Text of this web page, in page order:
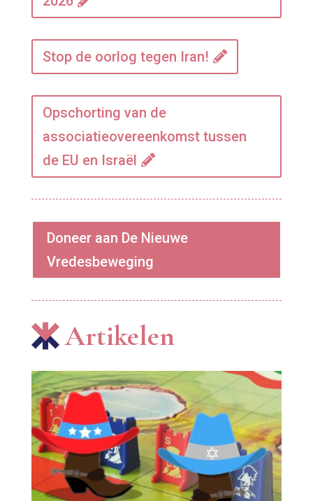
Stop de oorlog tegen Iran!
Opschorting van de
associatieovereenkomst tussen
de EU en Israël
Doneer aan De Nieuwe
Vredesbeweging
Artikelen